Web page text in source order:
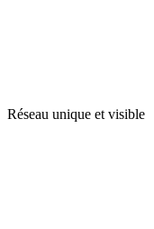
Réseau unique et visible